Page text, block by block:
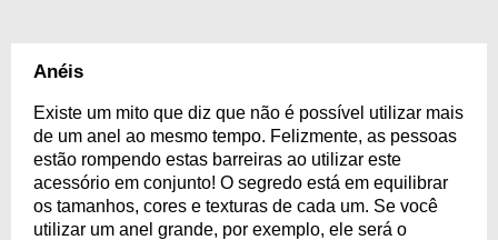
Anéis
Existe um mito que diz que não é possível utilizar mais
de um anel ao mesmo tempo. Felizmente, as pessoas
estão rompendo estas barreiras ao utilizar este
acessório em conjunto! O segredo está em equilibrar
os tamanhos, cores e texturas de cada um. Se você
utilizar um anel grande, por exemplo, ele será o